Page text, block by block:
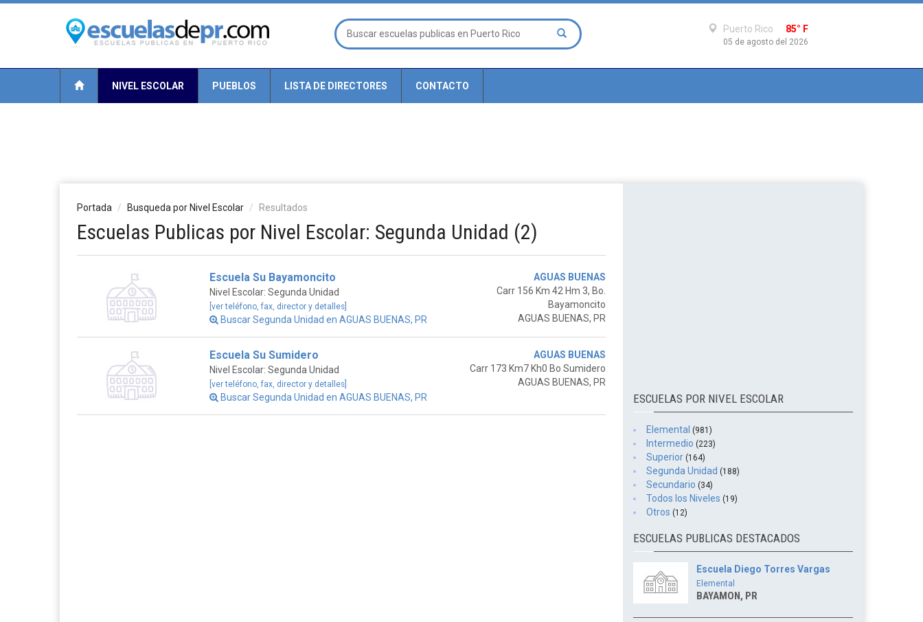
Puerto Rico 85° F
05 de agosto del 2026
NIVEL ESCOLAR PUEBLOS LISTA DE DIRECTORES CONTACTO
Portada Busqueda por Nivel Escolar Resultados
Escuelas Publicas por Nivel Escolar: Segunda Unidad (2)
Escuela Su Bayamoncito
Nivel Escolar: Segunda Unidad
[ver teléfono, fax, director y detalles]
Buscar Segunda Unidad en AGUAS BUENAS, PR
AGUAS BUENAS
Carr 156 Km 42 Hm 3, Bo.
Bayamoncito
AGUAS BUENAS, PR
Escuela Su Sumidero
Nivel Escolar: Segunda Unidad
[ver teléfono, fax, director y detalles]
Buscar Segunda Unidad en AGUAS BUENAS, PR
AGUAS BUENAS
Carr 173 Km7 Kh0 Bo Sumidero
AGUAS BUENAS, PR
ESCUELAS POR NIVEL ESCOLAR
Elemental (981)
Intermedio (223)
Superior (164)
Segunda Unidad (188)
Secundario (34)
Todos los Niveles (19)
Otros (12)
ESCUELAS PUBLICAS DESTACADOS
Escuela Diego Torres Vargas
Elemental
BAYAMON, PR